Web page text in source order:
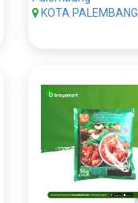
KOTA PALEMBANG